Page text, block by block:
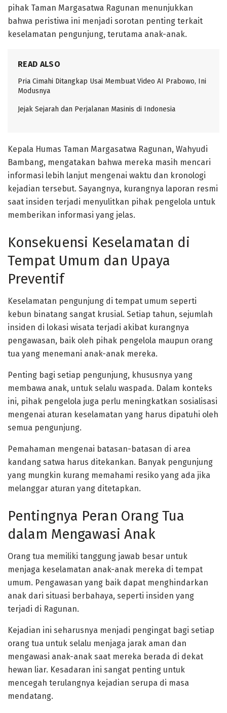
pihak Taman Margasatwa Ragunan menunjukkan
bahwa peristiwa ini menjadi sorotan penting terkait
keselamatan pengunjung, terutama anak-anak.
READ ALSO
Pria Cimahi Ditangkap Usai Membuat Video AI Prabowo, Ini
Modusnya
Jejak Sejarah dan Perjalanan Masinis di Indonesia
Kepala Humas Taman Margasatwa Ragunan, Wahyudi
Bambang, mengatakan bahwa mereka masih mencari
informasi lebih lanjut mengenai waktu dan kronologi
kejadian tersebut. Sayangnya, kurangnya laporan resmi
saat insiden terjadi menyulitkan pihak pengelola untuk
memberikan informasi yang jelas.
Konsekuensi Keselamatan di
Tempat Umum dan Upaya
Preventif
Keselamatan pengunjung di tempat umum seperti
kebun binatang sangat krusial. Setiap tahun, sejumlah
insiden di lokasi wisata terjadi akibat kurangnya
pengawasan, baik oleh pihak pengelola maupun orang
tua yang menemani anak-anak mereka.
Penting bagi setiap pengunjung, khususnya yang
membawa anak, untuk selalu waspada. Dalam konteks
ini, pihak pengelola juga perlu meningkatkan sosialisasi
mengenai aturan keselamatan yang harus dipatuhi oleh
semua pengunjung.
Pemahaman mengenai batasan-batasan di area
kandang satwa harus ditekankan. Banyak pengunjung
yang mungkin kurang memahami resiko yang ada jika
melanggar aturan yang ditetapkan.
Pentingnya Peran Orang Tua
dalam Mengawasi Anak
Orang tua memiliki tanggung jawab besar untuk
menjaga keselamatan anak-anak mereka di tempat
umum. Pengawasan yang baik dapat menghindarkan
anak dari situasi berbahaya, seperti insiden yang
terjadi di Ragunan.
Kejadian ini seharusnya menjadi pengingat bagi setiap
orang tua untuk selalu menjaga jarak aman dan
mengawasi anak-anak saat mereka berada di dekat
hewan liar. Kesadaran ini sangat penting untuk
mencegah terulangnya kejadian serupa di masa
mendatang.